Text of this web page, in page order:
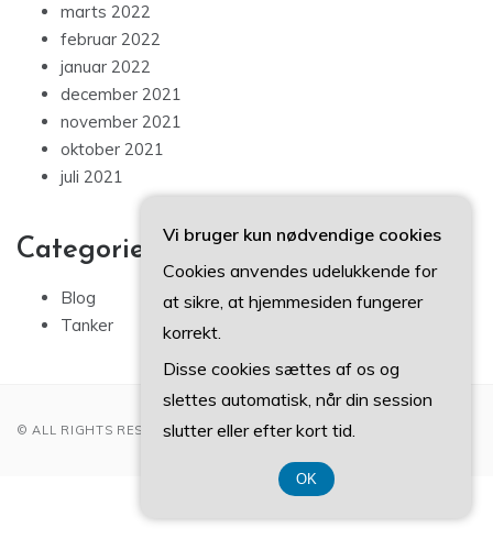
marts 2022
februar 2022
januar 2022
december 2021
november 2021
oktober 2021
juli 2021
Categories
Blog
Tanker
© ALL RIGHTS RESERVED 2022
Vi bruger kun nødvendige cookies
Cookies anvendes udelukkende for
at sikre, at hjemmesiden fungerer
korrekt.
Disse cookies sættes af os og
slettes automatisk, når din session
slutter eller efter kort tid.
OK